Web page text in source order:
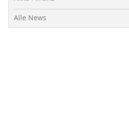
Alle News